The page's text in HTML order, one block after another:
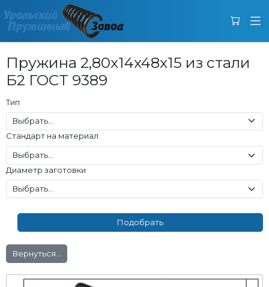
Пружина 2,80x14x48x15 из стали
Б2 ГОСТ 9389
Тип
Стандарт на материал
Диаметр заготовки
Вернуться...